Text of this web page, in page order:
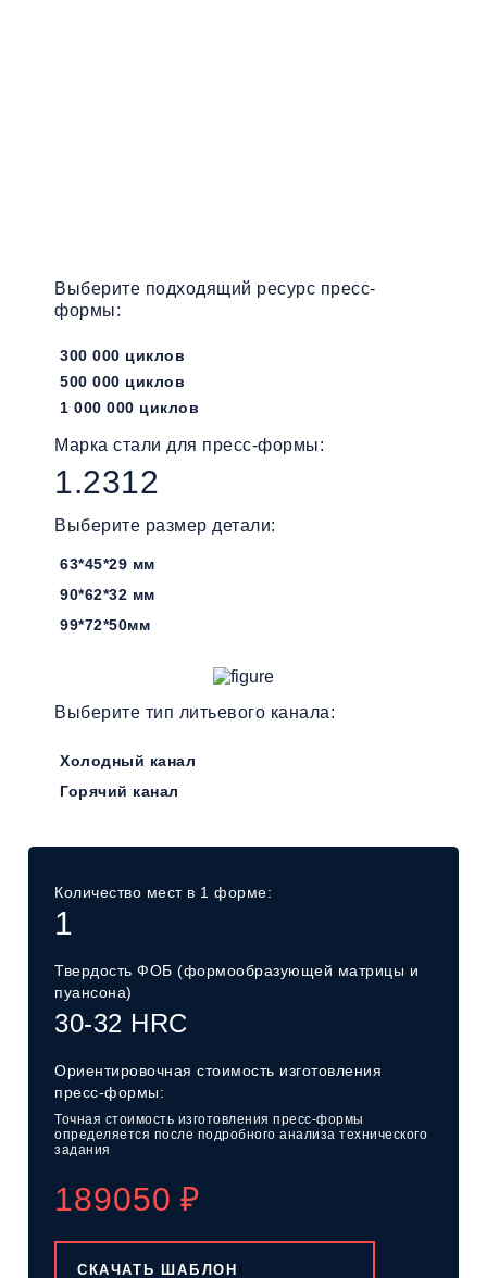
Выберите подходящий ресурс пресс-
формы:
300 000 циклов
500 000 циклов
1 000 000 циклов
Марка стали для пресс-формы:
1.2312
Выберите размер детали:
63*45*29 мм
90*62*32 мм
99*72*50мм
Выберите тип литьевого канала:
Холодный канал
Горячий канал
Количество мест в 1 форме:
1
Твердость ФОБ(формообразующей матрицы и
пуансона)
30-32 HRC
Ориентировочная стоимость изготовления
пресс-формы:
Точная стоимость изготовления пресс-формы
определяется после подробного анализа технического
задания
189050 ₽
СКАЧАТЬ ШАБЛОН